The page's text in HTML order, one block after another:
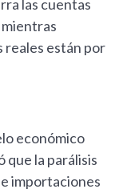
las cuentas
reales están por
económico
que la parálisis
importaciones